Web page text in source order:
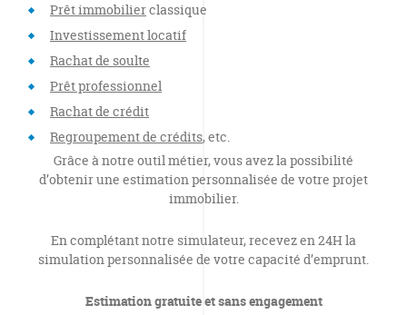
Prêt immobilierclassique
Investissement locatif
Rachat de soulte
Prêt professionnel
Rachat de crédit
Regroupement de crédits, etc.
Grâce à notre outil métier, vous avez la possibilité
d’obtenir une estimation personnalisée de votre projet
immobilier.
En complétant notre simulateur, recevez en 24H la
simulation personnalisée de votre capacité d’emprunt.
Estimation gratuite et sans engagement